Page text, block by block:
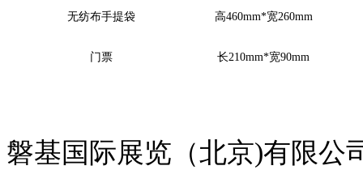
无纺布手提袋 高460mm*宽260mm
门票 长210mm*宽90mm
磐基国际展览（北京)有限公